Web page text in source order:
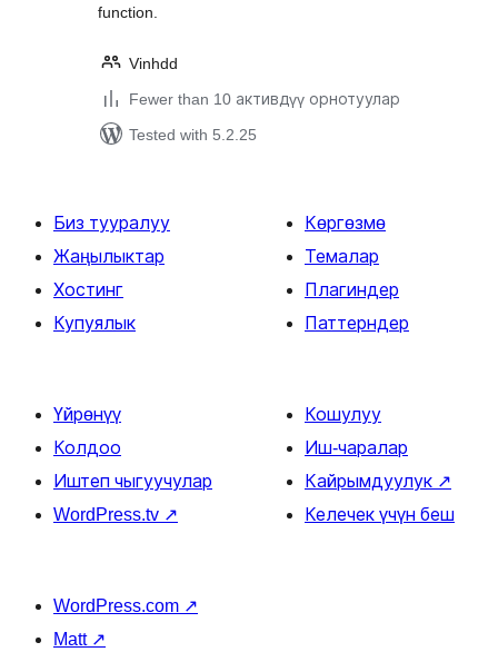
function.
Vinhdd
Fewer than 10 активдүү орнотуулар
Tested with 5.2.25
Биз тууралуу
Жаңылыктар
Хостинг
Купуялык
Көргөзмө
Темалар
Плагиндер
Паттерндер
Үйрөнүү
Колдоо
Иштеп чыгуучулар
WordPress.tv ↗
Кошулуу
Иш-чаралар
Кайрымдуулук ↗
Келечек үчүн беш
WordPress.com ↗
Matt ↗